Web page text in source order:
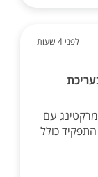
לפני 4 שעות
עם
התפקיד כולל